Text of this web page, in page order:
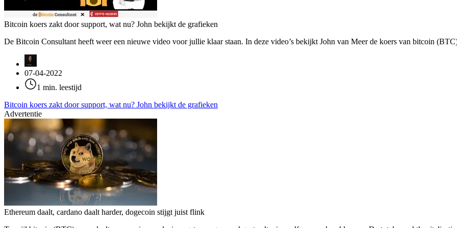
Bitcoin koers zakt door support, wat nu? John bekijkt de grafieken
De Bitcoin Consultant heeft weer een nieuwe video voor jullie klaar staan. In deze video’s bekijkt John van Meer de koers van bitcoin
07-04-2022
1 min. leestijd
Bitcoin koers zakt door support, wat nu? John bekijkt de grafieken
Advertentie
Ethereum daalt, cardano daalt harder, dogecoin stijgt juist flink